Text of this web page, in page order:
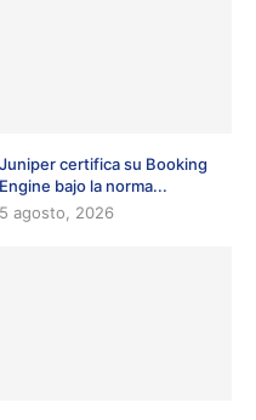
Juniper certifica su Booking
Engine bajo la norma...
5 agosto, 2026